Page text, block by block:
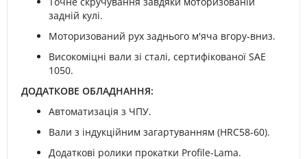
задній кулі.
Моторизований рух заднього м'яча вгору-вниз.
Високоміцні вали зі сталі, сертифікованої SAE
1050.
ДОДАТКОВЕ ОБЛАДНАННЯ:
Автоматизація з ЧПУ.
Вали з індукційним загартуванням (HRC58-60).
Додаткові ролики прокатки Profile-Lama.